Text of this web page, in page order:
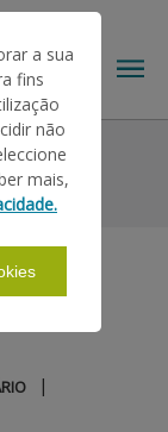
2020
|
a sua
fins
não
mais,